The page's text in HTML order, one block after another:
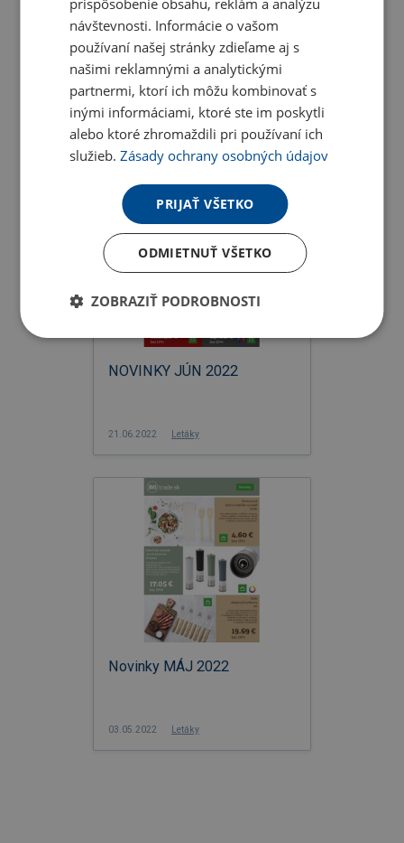
Letný výpredaj 2022
18.07.2022 Letáky
NOVINKY JÚN 2022
21.06.2022 Letáky
Novinky MÁJ 2022
03.05.2022 Letáky
návštevnosti. Informácie o vašom
používaní našej stránky zdieľame aj s
našimi reklamnými a analytickými
partnermi, ktorí ich môžu kombinovať s
inými informáciami, ktoré ste im poskytli
alebo ktoré zhromaždili pri používaní ich
služieb.Zásady ochrany osobných údajov
PRIJAŤ VŠETKO
ODMIETNUŤ VŠETKO
ZOBRAZIŤ PODROBNOSTI